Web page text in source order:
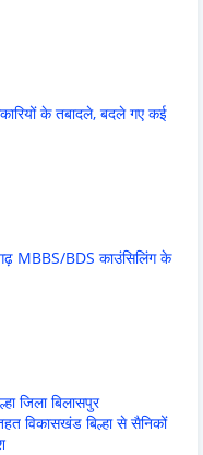
के तबादले, बदले गए कई
MBBS/BDS काउंसिलिंग के
जिला बिलासपुर
विकासखंड बिल्हा से सैनिकों